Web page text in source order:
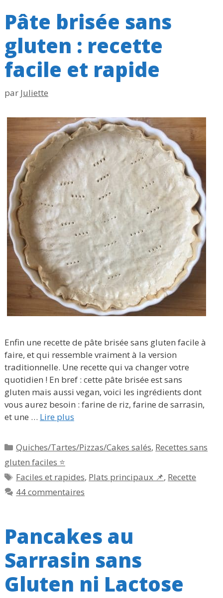
Pâte brisée sans
gluten : recette
facile et rapide
par Juliette
Enfin une recette de pâte brisée sans gluten facile à
faire, et qui ressemble vraiment à la version
traditionnelle. Une recette qui va changer votre
quotidien ! En bref : cette pâte brisée est sans
gluten mais aussi vegan, voici les ingrédients dont
vous aurez besoin : farine de riz, farine de sarrasin,
et une … Lire plus
Catégories
Quiches/Tartes/Pizzas/Cakes salés, Recettes sans
gluten faciles ⭐
Étiquettes
Faciles et rapides, Plats principaux 📌, Recette
44 commentaires
Pancakes au
Sarrasin sans
Gluten ni Lactose